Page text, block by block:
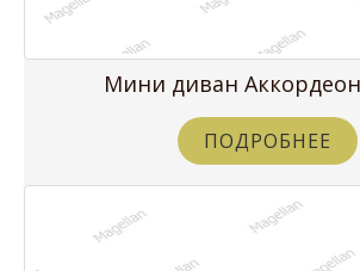
Мини диван
ПОДРОБНЕЕ